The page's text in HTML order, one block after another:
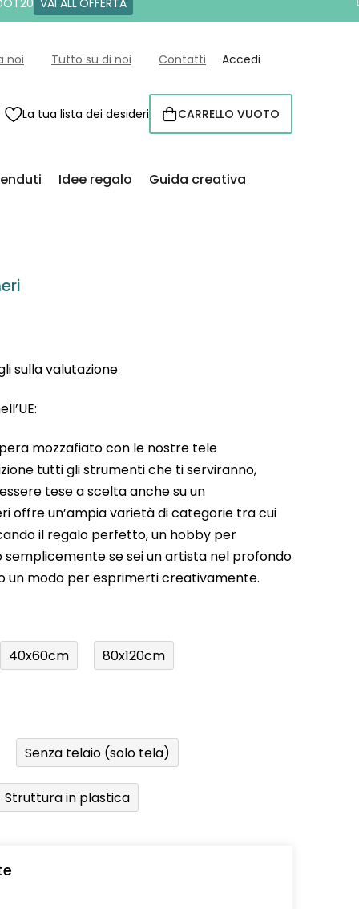
VAI ALL'OFFERTA
noi Tutto su di noi Contatti Accedi
La tua lista dei desideri CARRELLO
CARRELLO VUOTO
Idee regalo Guida creativa
sulla valutazione
mozzafiato con le nostre tele
tutti gli strumenti che ti serviranno,
tese a scelta anche su un
offre un’ampia varietà di categorie tra cui
il regalo perfetto, un hobby per
se sei un artista nel profondo
un modo per esprimerti creativamente.
40x60cm 80x120cm
Senza telaio (solo tela)
Struttura in plastica